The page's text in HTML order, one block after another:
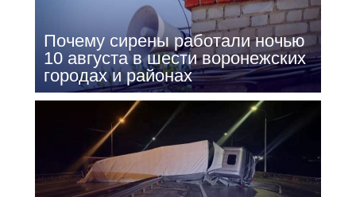
Почему сирены работали ночью
10 августа в шести воронежских
городах и районах